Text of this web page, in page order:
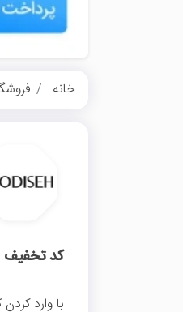
خانه
کد تخفیف 30 درصدی برند ورزشی ⁣Dioadora مدیسه